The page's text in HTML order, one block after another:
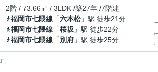
2階 / 73.66㎡ / 3LDK /築27年 /7階建
福岡市七隈線 「六本松」駅 徒歩21分
福岡市七隈線 「桜坂 」駅 徒歩22分
福岡市七隈線 「別府 」駅 徒歩25分